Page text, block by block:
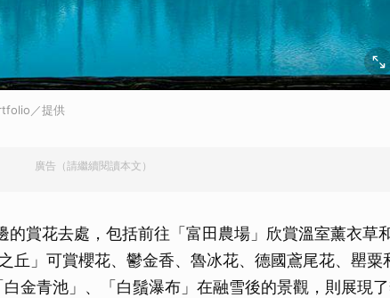
／提供
廣告（請繼續閱讀本文）
的賞花去處，包括前往「富田農場」欣賞溫室薰衣草
丘」可賞櫻花、鬱金香、魯冰花、德國鳶尾花、罌粟
金青池」、「白鬚瀑布」在融雪後的景觀，則展現